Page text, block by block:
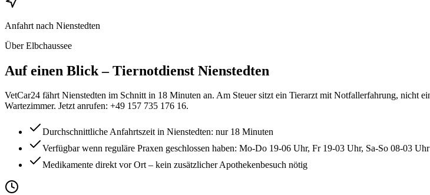
Anfahrt nach Nienstedten
Über Elbchaussee
Auf einen Blick– Tiernotdienst Nienstedten
VetCar24 fährt Nienstedten im Schnitt in 18 Minuten an. Am Steuer sitzt ein Tierarzt mit Notfallerfahrung, nicht
Wartezimmer. Jetzt anrufen: +49 157 735 176 16.
Durchschnittliche Anfahrtszeit in Nienstedten: nur 18 Minuten
Verfügbar wenn reguläre Praxen geschlossen haben: Mo-Do 19-06 Uhr, Fr 19-03 Uhr, Sa-So 08-03 Uhr
Medikamente direkt vor Ort – kein zusätzlicher Apothekenbesuch nötig